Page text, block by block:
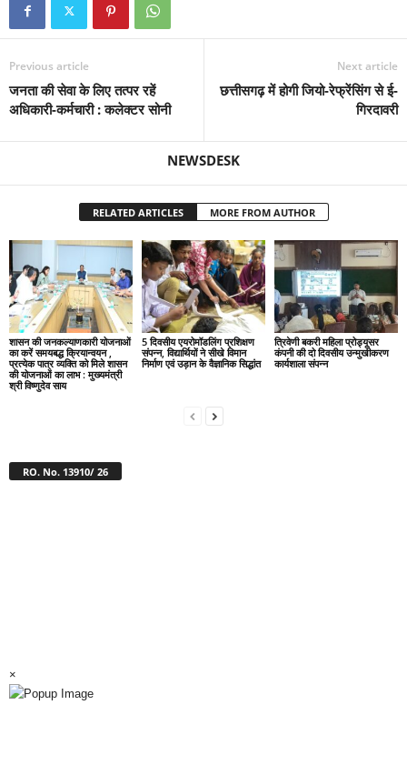
Previous article
जनता की सेवा के लिए तत्पर रहें
अधिकारी-कर्मचारी : कलेक्टर सोनी
Next article
छत्तीसगढ़ में होगी जियो-रेफ्रेंसिंग से ई-
गिरदावरी
NEWSDESK
RELATED ARTICLES MORE FROM AUTHOR
शासन की जनकल्याणकारी योजनाओं
का करें समयबद्ध क्रियान्वयन ,
प्रत्येक पात्र व्यक्ति को मिले शासन
की योजनाओं का लाभ : मुख्यमंत्री
श्री विष्णुदेव साय
5 दिवसीय एयरोमॉडलिंग प्रशिक्षण
संपन्न, विद्यार्थियों ने सीखे विमान
निर्माण एवं उड़ान के वैज्ञानिक सिद्धांत
त्रिवेणी बकरी महिला प्रोड्यूसर
कंपनी की दो दिवसीय उन्मुखीकरण
कार्यशाला संपन्न
RO. No. 13910/ 26
×